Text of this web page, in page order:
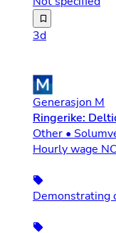
Hero Norge
3d
Generasjon M
Ringerike:
Other •
Hourly wage
Demonstrating